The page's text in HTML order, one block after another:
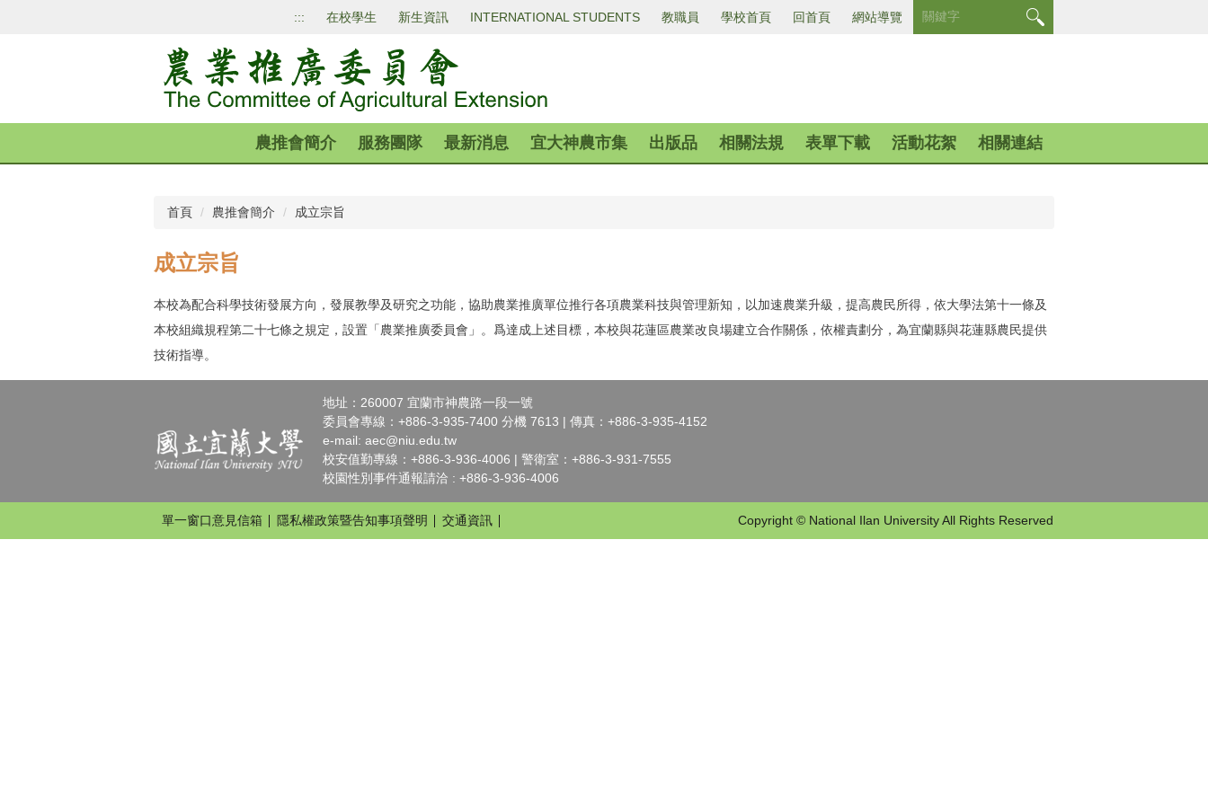
區
::: 在校學生 新生資訊 INTERNATIONAL STUDENTS 教職員 學校首頁 回首頁 網站導覽
農推會簡介 服務團隊 最新消息 宜大神農市集 出版品 相關法規 表單下載 活動花絮 相關連結
首頁 農推會簡介 成立宗旨
成立宗旨
本校為配合科學技術發展方向，發展教學及研究之功能，協助農業推廣單位推行各項農業科技與管理新知，以加速農業升級，提高農民所得，依大學法第十一條及
本校組織規程第二十七條之規定，設置「農業推廣委員會」。爲達成上述目標，本校與花蓮區農業改良場建立合作關係，依權責劃分，為宜蘭縣與花蓮縣農民提供
技術指導。
地址：260007 宜蘭市神農路一段一號
委員會專線：+886-3-935-7400 分機 7613 | 傳真：+886-3-935-4152
e-mail:aec@niu.edu.tw
校安值勤專線：+886-3-936-4006 | 警衛室：+886-3-931-7555
校園性別事件通報請洽 : +886-3-936-4006
單一窗口意見信箱 隱私權政策暨告知事項聲明 交通資訊 Copyright © National Ilan University All Rights Reserved